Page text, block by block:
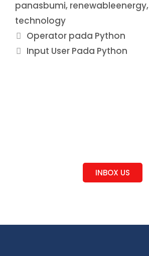
panasbumi, renewableenergy,
technology
Operator pada Python
Input User Pada Python
INBOX US